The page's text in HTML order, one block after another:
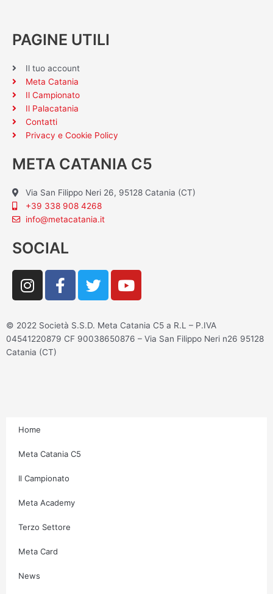
PAGINE UTILI
Il tuo account
Meta Catania
Il Campionato
Il Palacatania
Contatti
Privacy e Cookie Policy
META CATANIA C5
Via San Filippo Neri 26, 95128 Catania (CT)
+39 338 908 4268
info@metacatania.it
SOCIAL
I
n
t
a
g
F
a
e
b
T
w
t
t
Y
o
t
u
© 2022 Società S.S.D. Meta Catania C5 a R.L – P.IVA
04541220879 CF 90038650876 – Via San Filippo Neri n26 95128
Catania (CT)
Home
Meta Catania C5
Il Campionato
Meta Academy
Terzo Settore
Meta Card
News